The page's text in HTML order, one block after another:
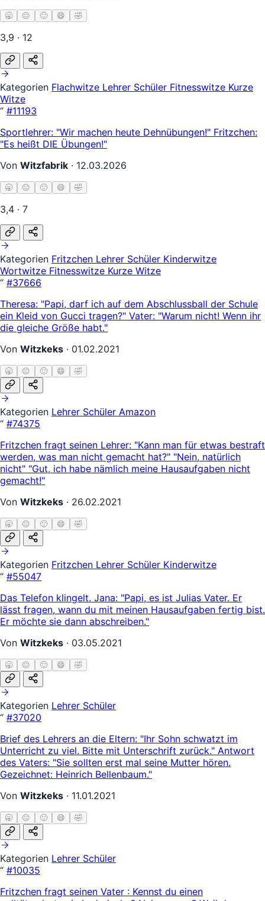
🥱 😐 🙂 😄 🤣
3,9 · 12
Kategorien Flachwitze Lehrer Schüler Fitnesswitze Kurze
Witze
“ #11193
Sportlehrer: "Wir machen heute Dehnübungen!" Fritzchen:
"Es heißt DIE Übungen!"
Von Witzfabrik · 12.03.2026
🥱 😐 🙂 😄 🤣
3,4 · 7
Kategorien Fritzchen Lehrer Schüler Kinderwitze
Wortwitze Fitnesswitze Kurze Witze
“ #37666
Theresa: "Papi, darf ich auf dem Abschlussball der Schule
ein Kleid von Gucci tragen?" Vater: "Warum nicht! Wenn ihr
die gleiche Größe habt."
Von Witzkeks · 01.02.2021
🥱 😐 🙂 😄 🤣
Kategorien Lehrer Schüler Amazon
“ #74375
Fritzchen fragt seinen Lehrer: "Kann man für etwas bestraft
werden, was man nicht gemacht hat?" "Nein, natürlich
nicht" "Gut, ich habe nämlich meine Hausaufgaben nicht
gemacht!"
Von Witzkeks · 26.02.2021
🥱 😐 🙂 😄 🤣
Kategorien Fritzchen Lehrer Schüler Kinderwitze
“ #55047
Das Telefon klingelt. Jana: "Papi, es ist Julias Vater. Er
lässt fragen, wann du mit meinen Hausaufgaben fertig bist.
Er möchte sie dann abschreiben."
Von Witzkeks · 03.05.2021
🥱 😐 🙂 😄 🤣
Kategorien Lehrer Schüler
“ #37020
Brief des Lehrers an die Eltern: "Ihr Sohn schwatzt im
Unterricht zu viel. Bitte mit Unterschrift zurück." Antwort
des Vaters: "Sie sollten erst mal seine Mutter hören.
Gezeichnet: Heinrich Bellenbaum."
Von Witzkeks · 11.01.2021
🥱 😐 🙂 😄 🤣
Kategorien Lehrer Schüler
“ #10035
Fritzchen fragt seinen Vater : Kennst du einen